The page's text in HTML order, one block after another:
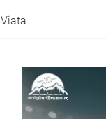
Viata